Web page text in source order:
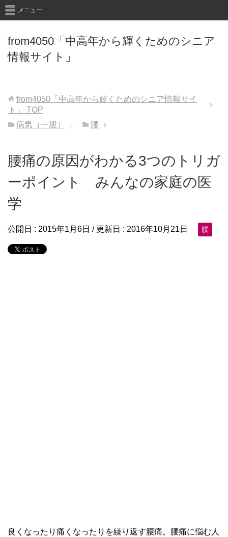
from4050「中高年から輝くためのシニア
情報サイト」
メニュー
from4050「中高年から輝くためのシニア情報サイ
ト」
TOP
病気（一般）
腰
腰痛の原因がわかる3つのトリガ
ーポイント みんなの家庭の医
学
公開日 : 2015年1月6日 / 更新日 : 2016年10月21日 腰
良くなったり痛くなったりを繰り返す腰痛。腰痛に悩む人